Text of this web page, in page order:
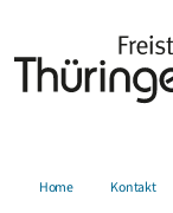
Home Kontakt